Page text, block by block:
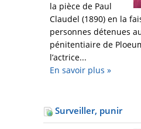
la pièce de Paul
Claudel (1890) en la
personnes détenues
pénitentiaire de
l’actrice...
En savoir plus »
Surveiller, punir